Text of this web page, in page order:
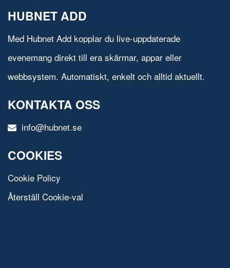
HUBNET ADD
Med Hubnet Add kopplar du live-uppdaterade
evenemang direkt till era skärmar, appar eller
webbsystem. Automatiskt, enkelt och alltid aktuellt.
KONTAKTA OSS
info@hubnet.se
COOKIES
Cookie Policy
Återställ Cookie-val